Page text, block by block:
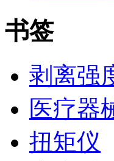
书签
剥离强
医疗器
扭矩仪